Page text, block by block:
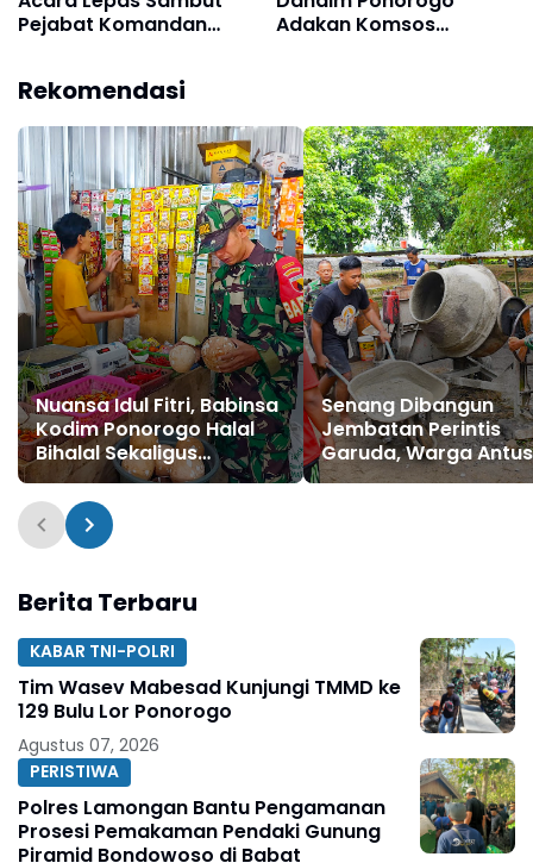
Pejabat Komandan
Adakan Komsos
Rekomendasi
Nuansa Idul Fitri, Babinsa
Kodim Ponorogo Halal
Bihalal Sekaligus
Monitoring Stabilitas
Harga Sembako
Senang Dibangun
Jembatan Perintis
Garuda, Warga
Bergotong Royong
Berita Terbaru
KABAR TNI-POLRI
Tim Wasev Mabesad Kunjungi TMMD ke
129 Bulu Lor Ponorogo
Agustus 07, 2026
PERISTIWA
Polres Lamongan Bantu Pengamanan
Prosesi Pemakaman Pendaki Gunung
Piramid Bondowoso di Babat